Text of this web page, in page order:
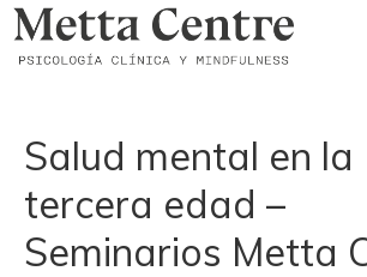
Salud mental en la
tercera edad –
Seminarios Metta